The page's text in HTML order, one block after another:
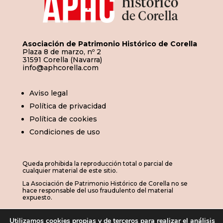
Asociación de Patrimonio Histórico de Corella
Plaza 8 de marzo, nº 2
31591 Corella (Navarra)
info@aphcorella.com
Aviso legal
Política de privacidad
Política de cookies
Condiciones de uso
Queda prohibida la reproducción total o parcial de
cualquier material de este sitio.
La Asociación de Patrimonio Histórico de Corella no se
hace responsable del uso fraudulento del material
expuesto.
Utilizamos cookies propias y de terceros para realizar el análisis